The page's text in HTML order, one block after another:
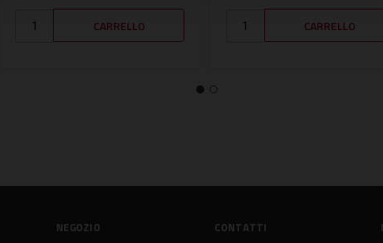
NEGOZIO CONTATTI